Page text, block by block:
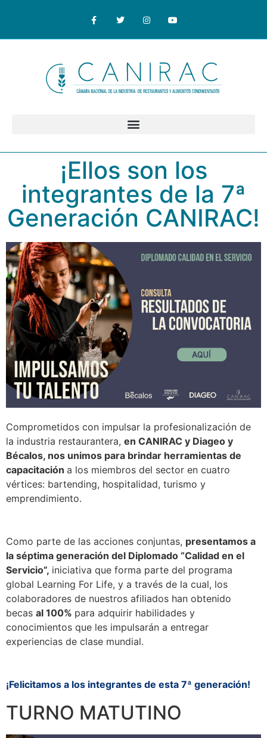
¡Ellos son los
integrantes de la 7ª
Generación CANIRAC!
Comprometidos con impulsar la profesionalización de
la industria restaurantera, en CANIRAC y Diageo y
Bécalos, nos unimos para brindar herramientas de
capacitación a los miembros del sector en cuatro
vértices: bartending, hospitalidad, turismo y
emprendimiento.
Como parte de las acciones conjuntas, presentamos a
la séptima generación del Diplomado “Calidad en el
Servicio”, iniciativa que forma parte del programa
global Learning For Life, y a través de la cual, los
colaboradores de nuestros afiliados han obtenido
becas al 100% para adquirir habilidades y
conocimientos que les impulsarán a entregar
experiencias de clase mundial.
¡Felicitamos a los integrantes de esta 7ª generación!
TURNO MATUTINO